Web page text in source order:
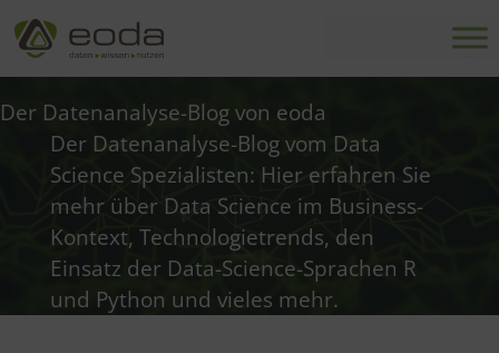
Zum
Inhalt
springen
Der Datenanalyse-Blog von eoda
Der Datenanalyse-Blog vom Data
Science Spezialisten: Hier erfahren Sie
mehr über Data Science im Business-
Kontext, Technologietrends, den
Einsatz der Data-Science-Sprachen R
und Python und vieles mehr.